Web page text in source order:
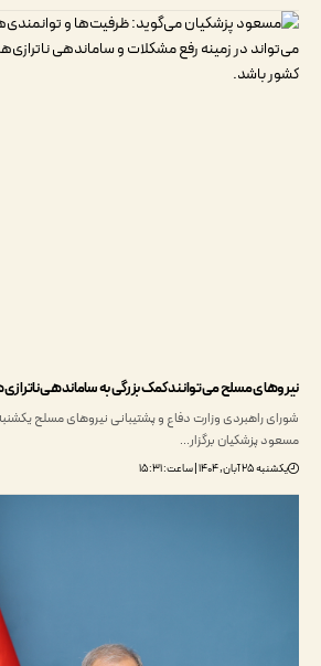
مسلح می‌توانند کمک بزرگی به ساماندهی ناترازی‌ها کنند
پزشکیان برگزار…